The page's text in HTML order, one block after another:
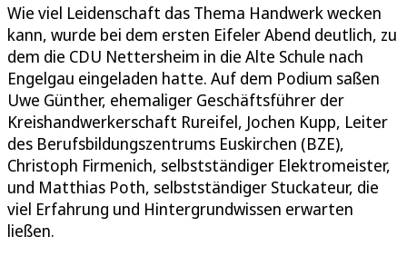
Wie viel Leidenschaft das Thema Handwerk wecken
kann, wurde bei dem ersten Eifeler Abend deutlich, zu
dem die CDU Nettersheim in die Alte Schule nach
Engelgau eingeladen hatte. Auf dem Podium saßen
Uwe Günther, ehemaliger Geschäftsführer der
Kreishandwerkerschaft Rureifel, Jochen Kupp, Leiter
des Berufsbildungszentrums Euskirchen (BZE),
Christoph Firmenich, selbstständiger Elektromeister,
und Matthias Poth, selbstständiger Stuckateur, die
viel Erfahrung und Hintergrundwissen erwarten
ließen.